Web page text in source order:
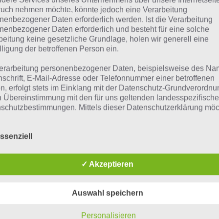
nehmen möchte, könnte jedoch eine Verarbeitung
Daten erforderlich werden. Ist die Verarbeitung
Daten erforderlich und besteht für eine solche
keine gesetzliche Grundlage, holen wir generell eine
der betroffenen Person ein.
personenbezogener Daten, beispielsweise des
E-Mail-Adresse oder Telefonnummer einer betroffenen
erfolgt stets im Einklang mit der Datenschutz-
Übereinstimmung mit den für uns geltenden
Mittels dieser Datenschutzerklärung
Ferner werden betroffene Personen mittels dieser
als für die Verarbeitung Verantwortlicher zahlreiche
Maßnahmen umgesetzt, um einen möglichst
Daten sicherzustellen. Dennoch können
sodass ein absoluter Schutz nicht gewährleistet werden
✓ Akzeptieren
Auswahl speichern
Personalisieren